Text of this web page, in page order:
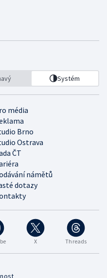
Systém
média
Brno
Ostrava
ČT
námětů
dotazy
X Threads